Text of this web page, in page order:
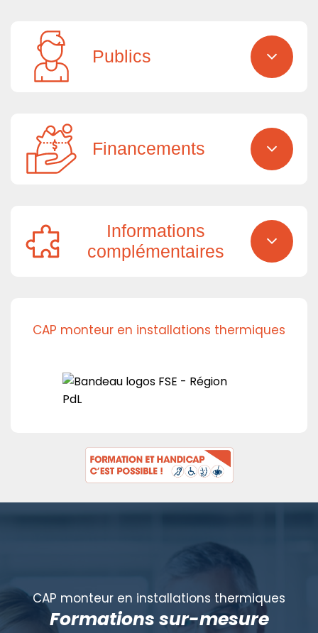
Publics
Financements
Informations
complémentaires
CAP monteur en installations thermiques
CAP monteur en installations thermiques
Formations sur-mesure